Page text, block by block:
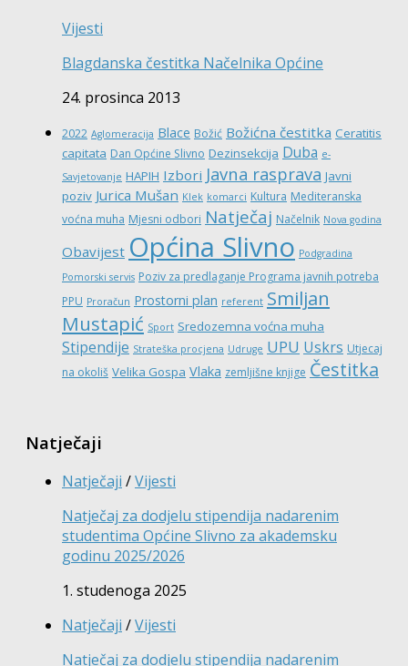
Vijesti
Blagdanska čestitka Načelnika Općine
24. prosinca 2013
2022 Aglomeracija Blace Božić Božićna čestitka Ceratitis
capitata Dan Općine Slivno Dezinsekcija Duba e-
Savjetovanje HAPIH Izbori Javna rasprava Javni
poziv Jurica Mušan Klek komarci Kultura Mediteranska
voćna muha Mjesni odbori Natječaj Načelnik Nova godina
Obavijest Općina Slivno Podgradina
Pomorski servis Poziv za predlaganje Programa javnih potreba
PPU Proračun Prostorni plan referent Smiljan
Mustapić Sport Sredozemna voćna muha
Stipendije Strateška procjena Udruge UPU Uskrs Utjecaj
na okoliš Velika Gospa Vlaka zemljišne knjige Čestitka
Natječaji
Natječaji /Vijesti
Natječaj za dodjelu stipendija nadarenim
studentima Općine Slivno za akademsku
godinu 2025/2026
1. studenoga 2025
Natječaji /Vijesti
Natječaj za dodjelu stipendija nadarenim